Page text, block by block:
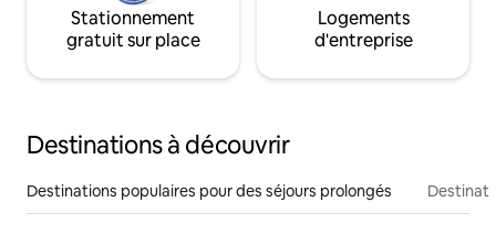
Stationnement
gratuit sur place
Logements
d'entreprise
Destinations à découvrir
Destinations populaires pour des séjours prolongés